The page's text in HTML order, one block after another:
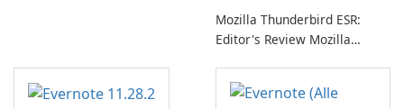
Mozilla Thunderbird ESR:
Editor's Review Mozilla
Support Release) is the long-
term support channel of the